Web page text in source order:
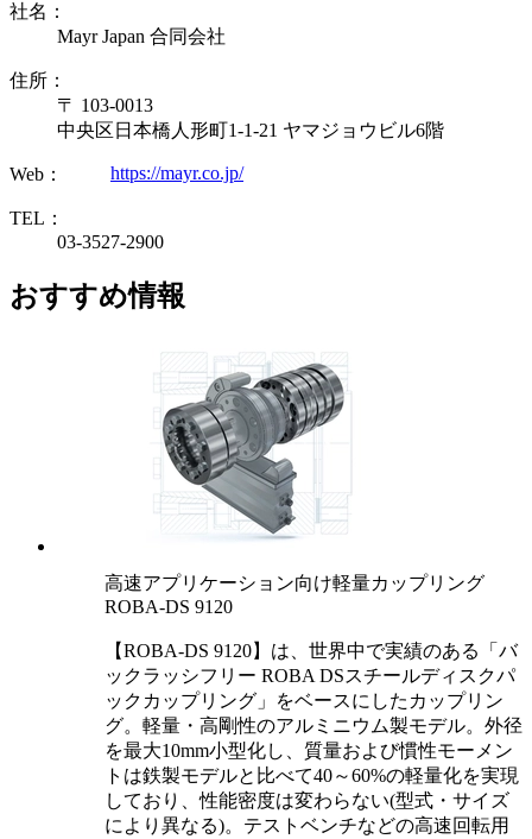
社名：
Mayr Japan 合同会社
住所：
〒 103-0013
中央区日本橋人形町1-1-21 ヤマジョウビル6階
Web： https://mayr.co.jp/
TEL：
03-3527-2900
おすすめ情報
高速アプリケーション向け軽量カップリング
ROBA-DS 9120
【ROBA-DS 9120】は、世界中で実績のある「バ
ックラッシフリー ROBA DSスチールディスクパ
ックカップリング」をベースにしたカップリン
グ。軽量・高剛性のアルミニウム製モデル。外径
を最大10mm小型化し、質量および慣性モーメン
トは鉄製モデルと比べて40～60%の軽量化を実現
しており、性能密度は変わらない(型式・サイズ
により異なる)。テストベンチなどの高速回転用